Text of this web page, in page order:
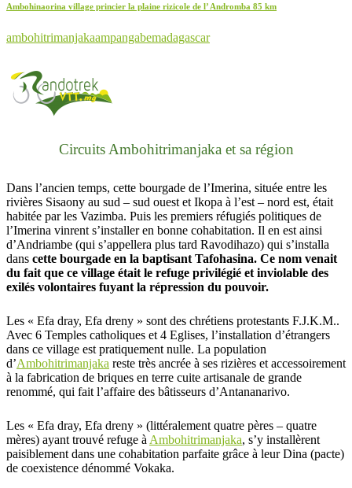
Ambohinaorina village princier la plaine rizicole de l’ Andromba 85 km
ambohitrimanjakaampangabemadagascar
Circuits Ambohitrimanjaka et sa région
Dans l’ancien temps, cette bourgade de l’Imerina, située entre les
rivières Sisaony au sud – sud ouest et Ikopa à l’est – nord est, était
habitée par les Vazimba. Puis les premiers réfugiés politiques de
l’Imerina vinrent s’installer en bonne cohabitation. Il en est ainsi
d’Andriambe (qui s’appellera plus tard Ravodihazo) qui s’installa
dans cette bourgade en la baptisant Tafohasina. Ce nom venait
du fait que ce village était le refuge privilégié et inviolable des
exilés volontaires fuyant la répression du pouvoir.
Les « Efa dray, Efa dreny » sont des chrétiens protestants F.J.K.M..
Avec 6 Temples catholiques et 4 Eglises, l’installation d’étrangers
dans ce village est pratiquement nulle. La population
d’Ambohitrimanjaka reste très ancrée à ses rizières et accessoirement
à la fabrication de briques en terre cuite artisanale de grande
renommé, qui fait l’affaire des bâtisseurs d’Antananarivo.
Les « Efa dray, Efa dreny » (littéralement quatre pères – quatre
mères) ayant trouvé refuge à Ambohitrimanjaka, s’y installèrent
paisiblement dans une cohabitation parfaite grâce à leur Dina (pacte)
de coexistence dénommé Vokaka.